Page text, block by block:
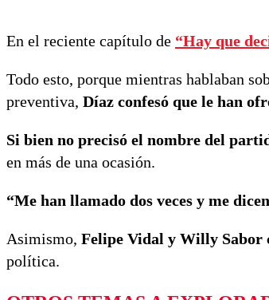
En el reciente capítulo de “Hay que
Todo esto, porque mientras hablaban
preventiva, Díaz confesó que le han
Si bien no precisó el nombre del
en más de una ocasión.
“Me han llamado dos veces y me
Asimismo, Felipe Vidal y Willy Sabor
política.